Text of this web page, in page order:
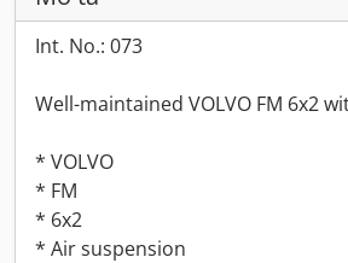
Int. No.: 073
Well-maintained VOLVO FM 6x2
* VOLVO
* FM
* 6x2
* Air suspension